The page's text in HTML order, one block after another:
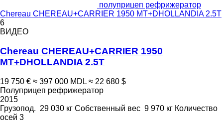
полуприцеп рефрижератор
Chereau CHEREAU+CARRIER 1950 MT+DHOLLANDIA 2.5T
6
ВИДЕО
Chereau CHEREAU+CARRIER 1950
MT+DHOLLANDIA 2.5T
19 750 € ≈ 397 000 MDL ≈ 22 680 $
Полуприцеп рефрижератор
2015
Грузопод. 29 030 кг Собственный вес 9 970 кг Количество
осей 3